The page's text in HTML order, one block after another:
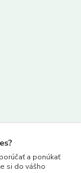
a ponúkať
si do vášho